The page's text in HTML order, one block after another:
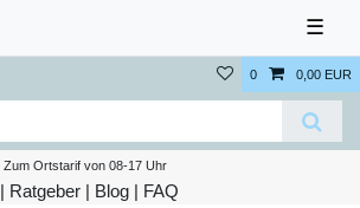
☰
0 0,00 EUR
Zum Ortstarif von 08-17 Uhr
| Ratgeber | Blog | FAQ